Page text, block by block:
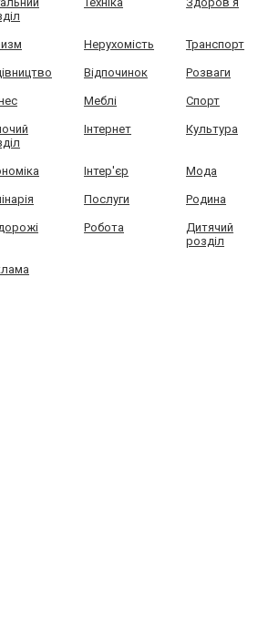
Нерухомість Транспорт
Відпочинок Розваги
Меблі Спорт
Інтернет Культура
Інтер'єр Мода
Послуги Родина
Робота
Дитячий
розділ